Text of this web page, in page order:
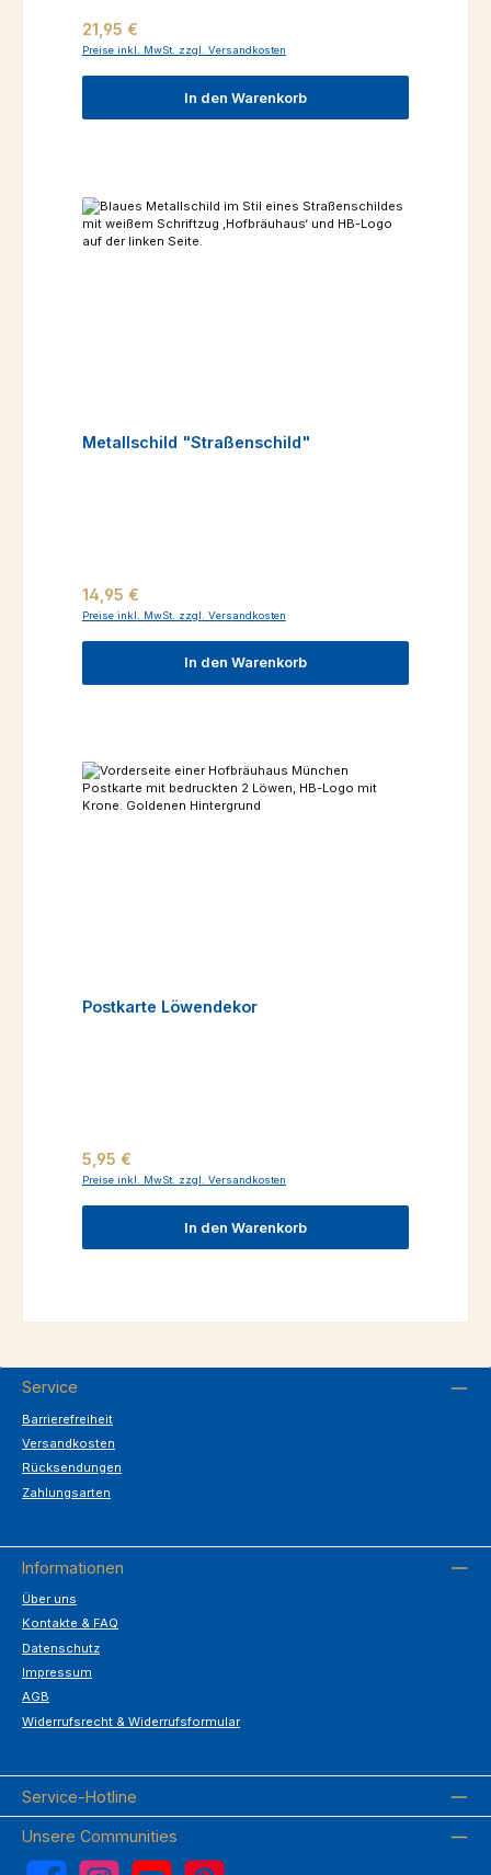
Regulärer Preis:
21,95 €
Preise inkl. MwSt. zzgl. Versandkosten
In den Warenkorb
Metallschild "Straßenschild"
Regulärer Preis:
14,95 €
Preise inkl. MwSt. zzgl. Versandkosten
In den Warenkorb
Postkarte Löwendekor
Regulärer Preis:
5,95 €
Preise inkl. MwSt. zzgl. Versandkosten
In den Warenkorb
Service
Barrierefreiheit
Versandkosten
Rücksendungen
Zahlungsarten
Informationen
Über uns
Kontakte & FAQ
Datenschutz
Impressum
AGB
Widerrufsrecht & Widerrufsformular
Service-Hotline
Unsere Communities